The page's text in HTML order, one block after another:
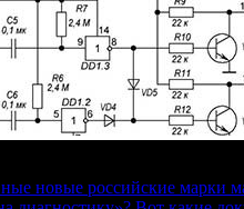
новые российские марки